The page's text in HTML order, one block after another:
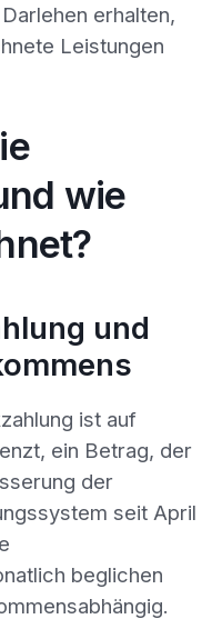
erhalten,
Leistungen
wie
und
ist auf
ein Betrag, der
der
seit April
beglichen